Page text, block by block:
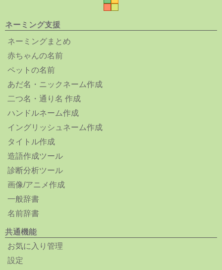
ネーミング支援
ネーミングまとめ
赤ちゃんの名前
ペットの名前
あだ名・ニックネーム作成
二つ名・通り名 作成
ハンドルネーム作成
イングリッシュネーム作成
タイトル作成
造語作成ツール
診断分析ツール
画像/アニメ作成
一般辞書
名前辞書
共通機能
お気に入り管理
設定